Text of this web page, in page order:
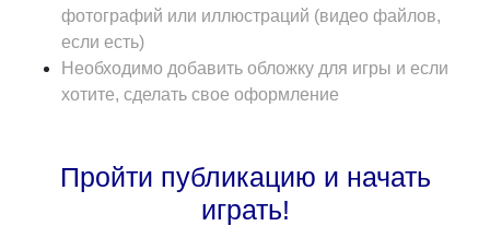
фотографий или иллюстраций (видео файлов,
если есть)
Необходимо добавить обложку для игры и если
хотите, сделать свое оформление
Пройти публикацию и начать
играть!